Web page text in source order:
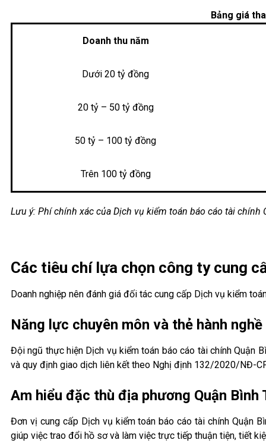
Bảng giá
Doanh thu năm
Dưới 20 tỷ đồng
20 tỷ – 50 tỷ đồng
50 tỷ – 100 tỷ đồng
Trên 100 tỷ đồng
Lưu ý: Phí chính xác của Dịch vụ kiểm toán báo cáo tài
Các tiêu chí lựa chọn công ty cung
Doanh nghiệp nên đánh giá đối tác cung cấp Dịch vụ kiểm
Năng lực chuyên môn và thẻ hành nghề
Đội ngũ thực hiện Dịch vụ kiểm toán báo cáo tài chính Quận
và quy định giao dịch liên kết theo Nghị định 132/2020/NĐ-
Am hiểu đặc thù địa phương Quận Bình
Đơn vị cung cấp Dịch vụ kiểm toán báo cáo tài chính Quận
giúp việc trao đổi hồ sơ và làm việc trực tiếp thuận tiện, tiết